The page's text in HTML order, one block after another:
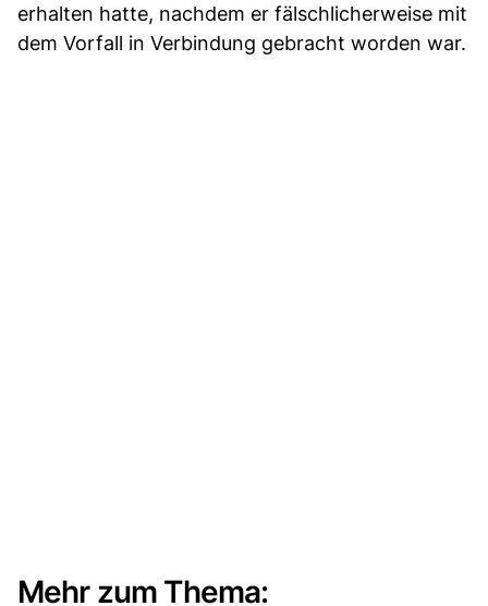
erhalten hatte, nachdem er fälschlicherweise mit
dem Vorfall in Verbindung gebracht worden war.
Mehr zum Thema: